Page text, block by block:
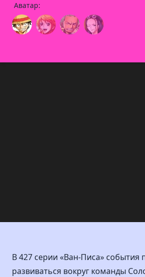
Аватар:
В 427 серии «Ван-Писа» события
развиваться вокруг команды